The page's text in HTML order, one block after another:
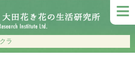
≡
ラ